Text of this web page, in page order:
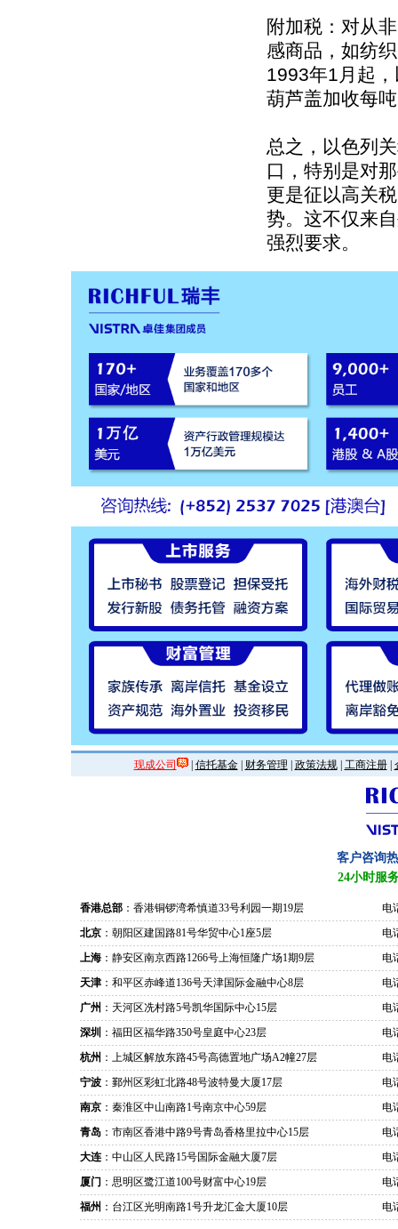
附加税：对从
感商品，如纺
1993年1月起
葫芦盖加收每
总之，以色列
口，特别是对
更是征以高关
势。这不仅来
强烈要求。
现成公司 | 信托基金| 财务管理 政策法规| 工商注册|
客户咨询
24小时服
香港总部 ：香港铜锣湾希慎道33号利园一期19层
电
北京 ：朝阳区建国路81号华贸中心1座5层
电
上海 ：静安区南京西路1266号上海恒隆广场1期9层
电
天津 ：和平区赤峰道136号天津国际金融中心8层
电
广州 ：天河区冼村路5号凯华国际中心15层
电
深圳 ：福田区福华路350号皇庭中心23层
电
杭州 ：上城区解放东路45号高德置地广场A2幢27层
电
宁波 ：鄞州区彩虹北路48号波特曼大厦17层
电
南京 ：秦淮区中山南路1号南京中心59层
电
青岛 ：市南区香港中路9号青岛香格里拉中心15层
电
大连 ：中山区人民路15号国际金融大厦7层
电
厦门 ：思明区鹭江道100号财富中心19层
电
福州 ：台江区光明南路1号升龙汇金大厦10层 电